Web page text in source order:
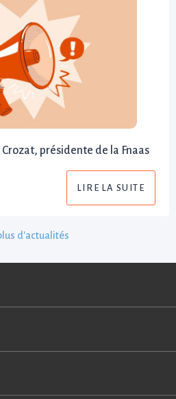
présidente de la Fnaas
LIRE LA SUITE
d'actualités